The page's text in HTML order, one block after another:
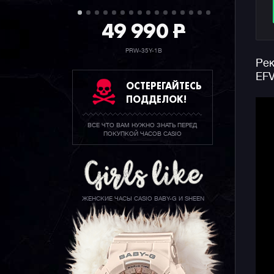
49 990P
PRW-35Y-1B
ОСТЕРЕГАЙТЕСЬ
ПОДДЕЛОК!
ВСЕ ЧТО ВАМ НУЖНО ЗНАТЬ ПЕРЕД
ПОКУПКОЙ ЧАСОВ CASIO
ЖЕНСКИЕ ЧАСЫ CASIO BABY-G И SHEEN